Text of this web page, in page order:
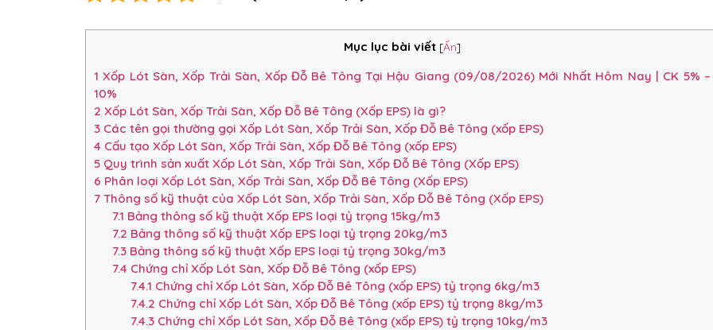
Mục lục bài viết [Ẩn]
1 Xốp Lót Sàn, Xốp Trải Sàn, Xốp Đỗ Bê Tông Tại Hậu Giang (09/08/2026) Mới Nhất Hôm Nay | CK 5% –
10%
2 Xốp Lót Sàn, Xốp Trải Sàn, Xốp Đỗ Bê Tông (Xốp EPS) là gì?
3 Các tên gọi thường gọi Xốp Lót Sàn, Xốp Trải Sàn, Xốp Đỗ Bê Tông (xốp EPS)
4 Cấu tạo Xốp Lót Sàn, Xốp Trải Sàn, Xốp Đỗ Bê Tông (xốp EPS)
5 Quy trình sản xuất Xốp Lót Sàn, Xốp Trải Sàn, Xốp Đỗ Bê Tông (Xốp EPS)
6 Phân loại Xốp Lót Sàn, Xốp Trải Sàn, Xốp Đỗ Bê Tông (Xốp EPS)
7 Thông số kỹ thuật của Xốp Lót Sàn, Xốp Trải Sàn, Xốp Đỗ Bê Tông (Xốp EPS)
7.1 Bảng thông số kỹ thuật Xốp EPS loại tỷ trọng 15kg/m3
7.2 Bảng thông số kỹ thuật Xốp EPS loại tỷ trọng 20kg/m3
7.3Bảng thông số kỹ thuật Xốp EPS loại tỷ trọng 30kg/m3
7.4 Chứng chỉ Xốp Lót Sàn, Xốp Đỗ Bê Tông (xốp EPS)
7.4.1 Chứng chỉ Xốp Lót Sàn, Xốp Đỗ Bê Tông (xốp EPS) tỷ trọng 6kg/m3
7.4.2 Chứng chỉ Xốp Lót Sàn, Xốp Đỗ Bê Tông (xốp EPS) tỷ trọng 8kg/m3
7.4.3Chứng chỉ Xốp Lót Sàn, Xốp Đỗ Bê Tông (xốp EPS) tỷ trọng 10kg/m3